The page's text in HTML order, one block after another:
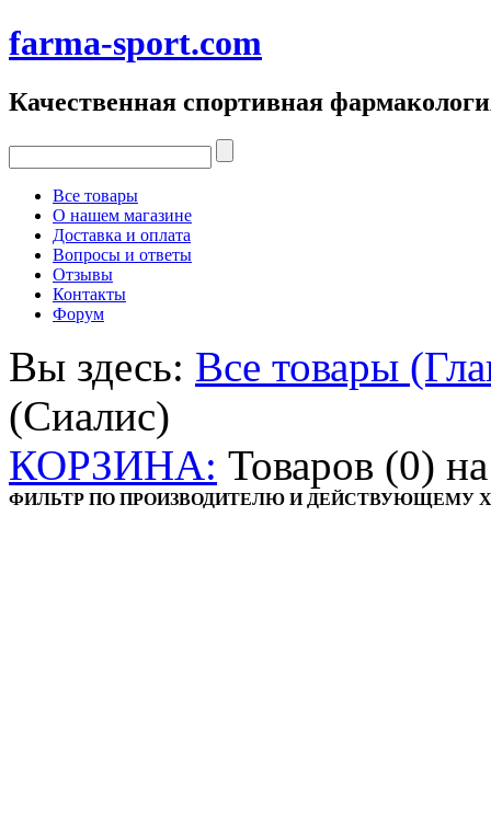
farma-sport.com
Качественная спортивная
Все товары
О нашем магазине
Доставка и оплата
Вопросы и ответы
Отзывы
Контакты
Форум
Вы здесь: Все товары
(Сиалис)
КОРЗИНА: Товаров (0)
ФИЛЬТР ПО ПРОИЗВОДИТЕЛЮ И ДЕЙСТВУЮЩЕМУ